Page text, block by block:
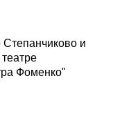
и
Фоменко"